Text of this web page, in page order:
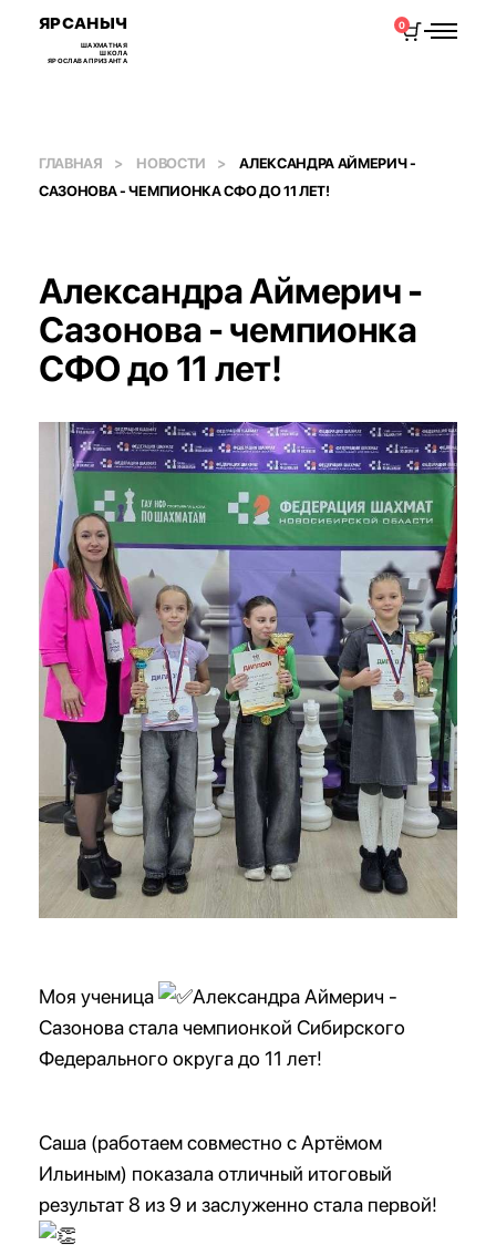
ЯРСАНЫЧ
ШАХМАТНАЯ
ШКОЛА
ЯРОСЛАВА ПРИЗАНТА
0
ГЛАВНАЯ НОВОСТИ
АЛЕКСАНДРА АЙМЕРИЧ -
САЗОНОВА - ЧЕМПИОНКА СФО ДО 11 ЛЕТ!
Александра Аймерич -
Сазонова - чемпионка
СФО до 11 лет!
Моя ученица
Александра Аймерич -
Сазонова стала чемпионкой Сибирского
Федерального округа до 11 лет!
Саша (работаем совместно с Артёмом
Ильиным) показала отличный итоговый
результат 8 из 9 и заслуженно стала первой!